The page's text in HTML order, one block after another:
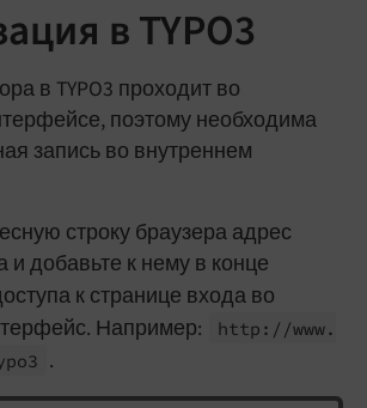
в TYPO3
в TYPO3 проходит во
поэтому необходима
запись во внутреннем
строку браузера адрес
добавьте к нему в конце
к странице входа во
Например:
http://www.
.